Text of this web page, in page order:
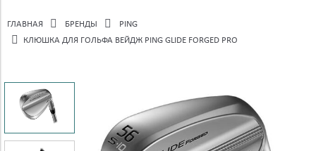
ГЛАВНАЯ БРЕНДЫ
PING
КЛЮШКА ДЛЯ ГОЛЬФА ВЕЙДЖ PING GLIDE FORGED PRO